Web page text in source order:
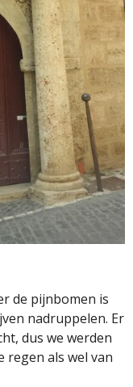
de pijnbomen is
nadruppelen. Er
dus we werden
regen als wel van